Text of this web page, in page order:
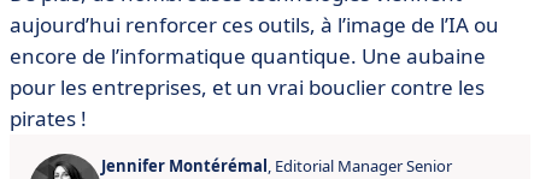
aujourd’hui renforcer ces outils, à l’image de l’IA ou
encore de l’informatique quantique. Une aubaine
pour les entreprises, et un vrai bouclier contre les
pirates !
Jennifer Montérémal, Editorial Manager Senior